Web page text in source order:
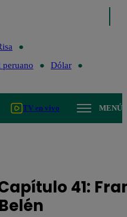
peruano
Dólar
TV en vivo MENÚ
41: